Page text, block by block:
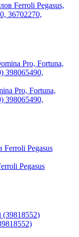
Ferroli Pegasus,
36702270,
Pro, Fortuna,
398065490,
Pegasus